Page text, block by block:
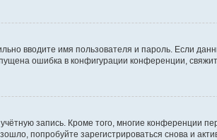
вводите имя пользователя и пароль. Если
ошибка в конфигурации конференции,
запись. Кроме того, многие конференции
попробуйте зарегистрироваться снова и